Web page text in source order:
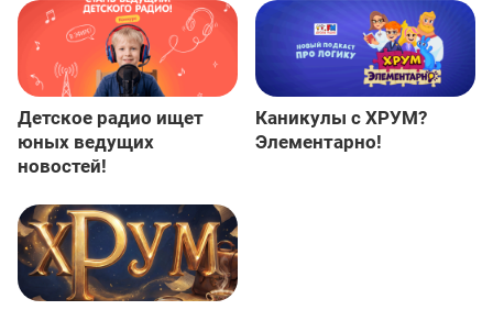
Детское радио ищет
юных ведущих
новостей!
Каникулы с ХРУМ?
Элементарно!